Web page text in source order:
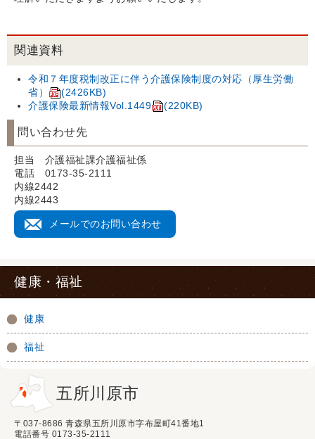
関連資料
令和７年度税制改正に伴う介護保険制度の対応（厚生労働
省）
(2426KB)
介護保険最新情報Vol.1449
(220KB)
問い合わせ先
担当 介護福祉課介護福祉係
電話 0173-35-2111
内線2442
内線2443
メールでのお問い合わせ
健康・福祉
健康
福祉
五所川原市
〒037-8686 青森県五所川原市字布屋町41番地1
電話番号 0173-35-2111